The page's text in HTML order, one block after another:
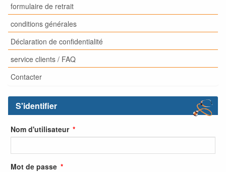
formulaire de retrait
conditions générales
Déclaration de confidentialité
service clients / FAQ
Contacter
S'identifier
Nom d'utilisateur
Mot de passe